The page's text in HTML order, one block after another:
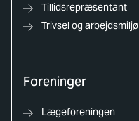
Tillidsrepræsentant
Trivsel og arbejdsmiljø
Foreninger
Lægeforeningen